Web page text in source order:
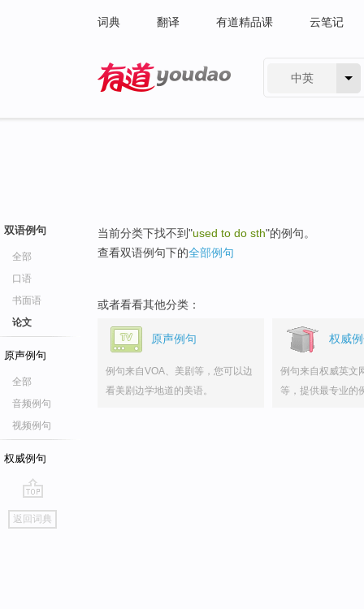
词典 翻译 有道精品课 云笔记
中英
双语例句
全部
口语
书面语
论文
原声例句
全部
音频例句
视频例句
权威例句
go
top
返回词典
当前分类下找不到"used to do sth"的例句。
查看双语例句下的全部例句
或者看看其他分类：
原声例句
例句来自VOA、美剧等，您可以边
看美剧边学地道的美语。
权威
例句来自权威英文
等，提供最专业的